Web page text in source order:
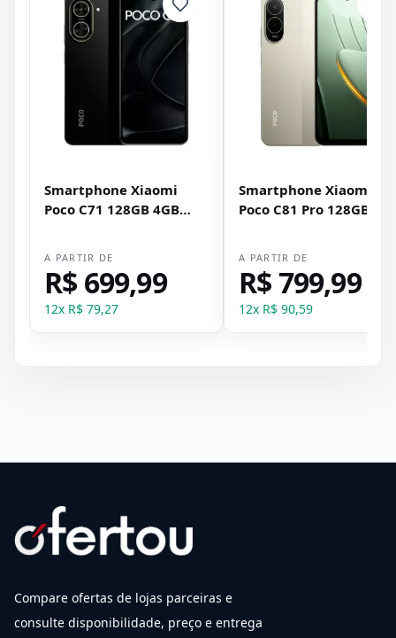
Smartphone Xiaomi
Poco C71 128GB 4GB
A PARTIR DE
R$ 699,99
12x R$ 79,27
Smartphone Xiaomi
Poco C81 Pro 128GB
A PARTIR DE
R$ 799,99
12x R$ 90,59
Compare ofertas de lojas parceiras e
consulte disponibilidade, preço e entrega